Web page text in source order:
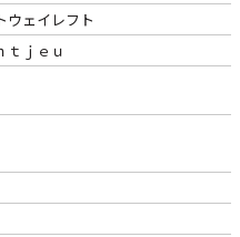
ウェイレフト
ｔｊｅｕ